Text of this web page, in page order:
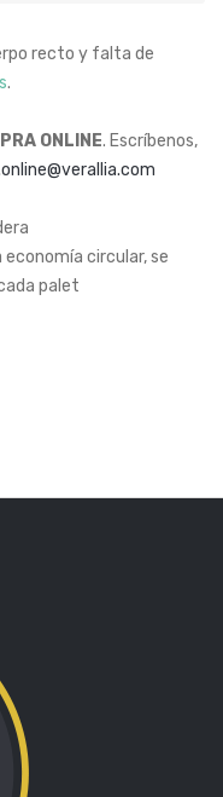
recto y falta de
.
ONLINE. Escríbenos,
circular, se
palet